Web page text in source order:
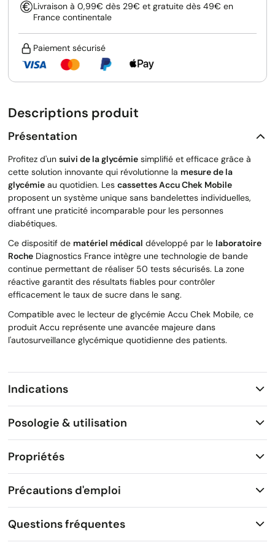
Livraison à 0,99€ dès 29€ et gratuite dès 49€ en
France continentale
Paiement sécurisé
Descriptions produit
Présentation
Profitez d'un suivi de la glycémie simplifié et efficace grâce à
cette solution innovante qui révolutionne la mesure de la
glycémie au quotidien. Les cassettes Accu Chek Mobile
proposent un système unique sans bandelettes individuelles,
offrant une praticité incomparable pour les personnes
diabétiques.
Ce dispositif de matériel médical développé par le laboratoire
Roche Diagnostics France intègre une technologie de bande
continue permettant de réaliser 50 tests sécurisés. La zone
réactive garantit des résultats fiables pour contrôler
efficacement le taux de sucre dans le sang.
Compatible avec le lecteur de glycémie Accu Chek Mobile, ce
produit Accu représente une avancée majeure dans
l'autosurveillance glycémique quotidienne des patients.
Indications
Posologie & utilisation
Propriétés
Précautions d'emploi
Questions fréquentes